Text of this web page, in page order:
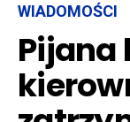
WIADOMOŚCI
Pijana